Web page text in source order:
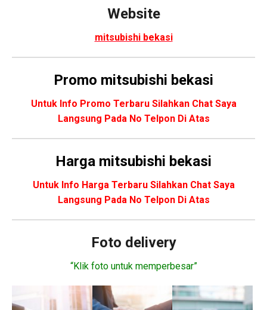
Website
mitsubishi bekasi
Promo mitsubishi bekasi
Untuk Info Promo Terbaru Silahkan Chat Saya
Langsung Pada No Telpon Di Atas
Harga mitsubishi bekasi
Untuk Info Harga Terbaru Silahkan Chat Saya
Langsung Pada No Telpon Di Atas
Foto delivery
“Klik foto untuk memperbesar”